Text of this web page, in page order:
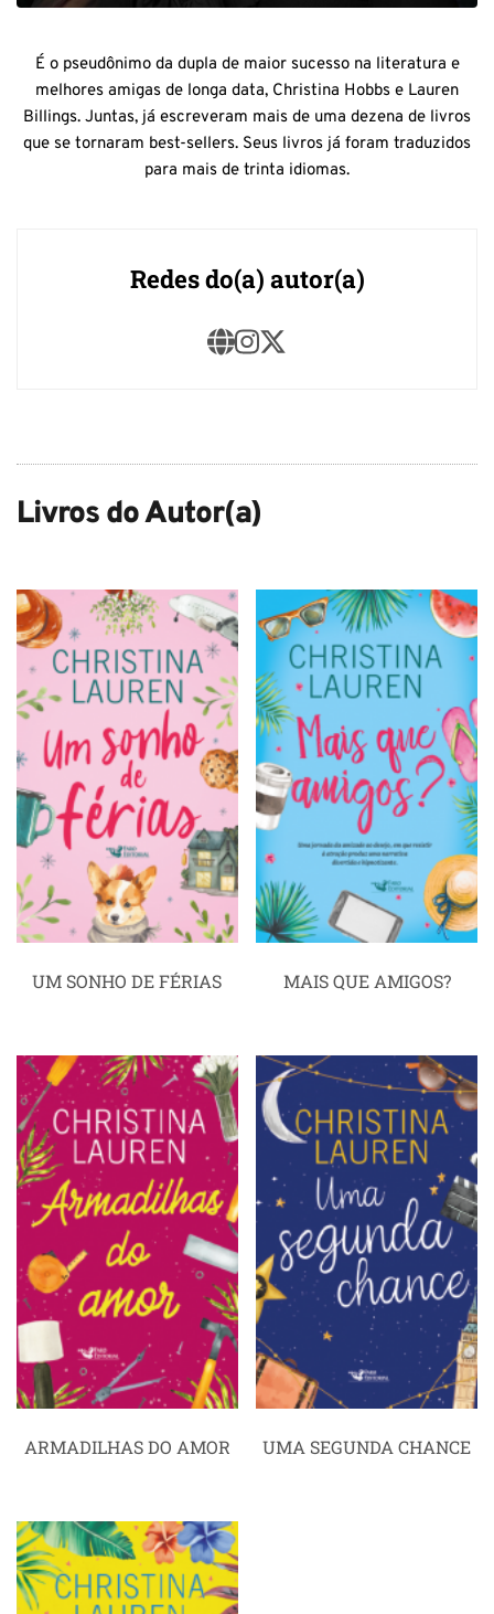
É o pseudônimo da dupla de maior sucesso na literatura e
melhores amigas de longa data, Christina Hobbs e Lauren
Billings. Juntas, já escreveram mais de uma dezena de livros
que se tornaram best-sellers. Seus livros já foram traduzidos
para mais de trinta idiomas.
Redes do(a) autor(a)
Livros do Autor(a)
UM SONHO DE FÉRIAS MAIS QUE AMIGOS?
ARMADILHAS DO AMOR UMA SEGUNDA CHANCE